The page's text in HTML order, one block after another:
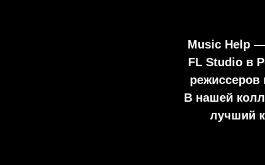
Music Help
FL Studioв
В нашей
лучший